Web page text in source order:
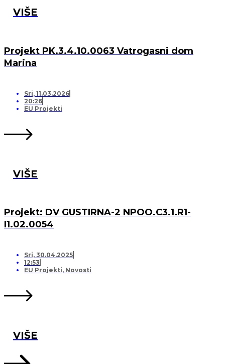
VIŠE
Projekt PK.3.4.10.0063 Vatrogasni dom
Marina
Sri, 11.03.2026
20:26
EU Projekti
VIŠE
Projekt: DV GUSTIRNA-2 NPOO.C3.1.R1-
I1.02.0054
Sri, 30.04.2025
12:53
EU Projekti, Novosti
VIŠE